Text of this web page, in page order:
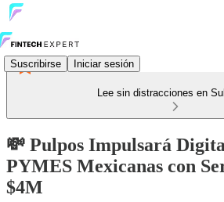
Suscribirse Iniciar sesión
Lee sin distracciones en
💸 Pulpos Impulsará
PYMES Mexicanas con
$4M